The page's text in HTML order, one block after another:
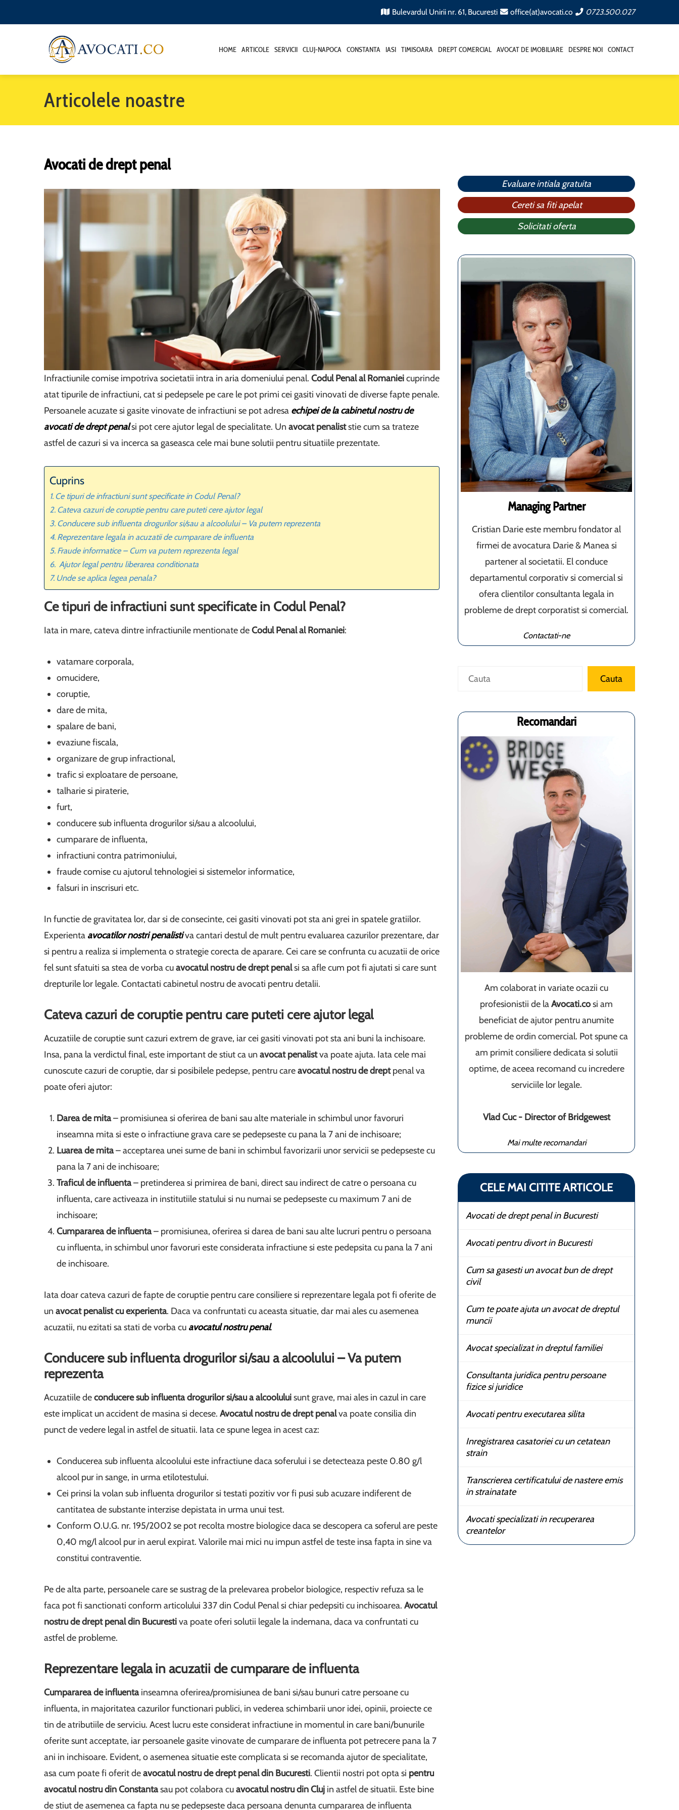
Bulevardul Unirii nr. 61, Bucuresti office(at)avocati.co 0723.500.027
HOME ARTICOLE SERVICII CLUJ-NAPOCA CONSTANTA IASI TIMISOARA DREPT COMERCIAL AVOCAT DE IMOBILIARE DESPRE NOI CONTACT
Articolele noastre
Avocati de drept penal
Infractiunile comise impotriva societatii intra in aria domeniului penal. Codul Penal al Romanieicuprinde
atat tipurile de infractiuni, cat si pedepsele pe care le pot primi cei gasiti vinovati de diverse fapte penale.
Persoanele acuzate si gasite vinovate de infractiuni se pot adresa echipei de la cabinetul nostru de
avocati de drept penalsi pot cere ajutor legal de specialitate. Un avocat penaliststie cum sa trateze
astfel de cazuri si va incerca sa gaseasca cele mai bune solutii pentru situatiile prezentate.
Cuprins
Ce tipuri de infractiuni sunt specificate in Codul Penal?
Cateva cazuri de coruptie pentru care puteti cere ajutor legal
Conducere sub influenta drogurilor si/sau a alcoolului – Va putem reprezenta
Reprezentare legala in acuzatii de cumparare de influenta
Fraude informatice – Cum va putem reprezenta legal
Ajutor legal pentru liberarea conditionata
Unde se aplica legea penala?
Ce tipuri de infractiuni sunt specificate in Codul Penal?
Iata in mare, cateva dintre infractiunile mentionate deCodul Penal al Romaniei:
vatamare corporala,
omucidere,
coruptie,
dare de mita,
spalare de bani,
evaziune fiscala,
organizare de grup infractional,
trafic si exploatare de persoane,
talharie si piraterie,
furt,
conducere sub influenta drogurilor si/sau a alcoolului,
cumparare de influenta,
infractiuni contra patrimoniului,
fraude comise cu ajutorul tehnologiei si sistemelor informatice,
falsuri in inscrisuri etc.
In functie de gravitatea lor, dar si de consecinte, cei gasiti vinovati pot sta ani grei in spatele gratiilor.
Experienta avocatilor nostri penalistiva cantari destul de mult pentru evaluarea cazurilor prezentare, dar
si pentru a realiza si implementa o strategie corecta de aparare. Cei care se confrunta cu acuzatii de orice
fel sunt sfatuiti sa stea de vorba cuavocatul nostru de drept penalsi sa afle cum pot fi ajutati si care sunt
drepturile lor legale. Contactati cabinetul nostru de avocati pentru detalii.
Cateva cazuri de coruptie pentru care puteti cere ajutor legal
Acuzatiile de coruptie sunt cazuri extrem de grave, iar cei gasiti vinovati pot sta ani buni la inchisoare.
Insa, pana la verdictul final, este important de stiut ca un avocat penalistva poate ajuta. Iata cele mai
cunoscute cazuri de coruptie, dar si posibilele pedepse, pentru careavocatul nostru de dreptpenal va
poate oferi ajutor:
Darea de mita– promisiunea si oferirea de bani sau alte materiale in schimbul unor favoruri
inseamna mita si este o infractiune grava care se pedepseste cu pana la 7 ani de inchisoare;
Luarea de mita– acceptarea unei sume de bani in schimbul favorizarii unor servicii se pedepseste cu
pana la 7 ani de inchisoare;
Traficul de influenta– pretinderea si primirea de bani, direct sau indirect de catre o persoana cu
influenta, care activeaza in institutiile statului si nu numai se pedepseste cu maximum 7 ani de
inchisoare;
Cumpararea de influenta– promisiunea, oferirea si darea de bani sau alte lucruri pentru o persoana
cu influenta, in schimbul unor favoruri este considerata infractiune si este pedepsita cu pana la 7 ani
de inchisoare.
Iata doar cateva cazuri de fapte de coruptie pentru care consiliere si reprezentare legala pot fi oferite de
un avocat penalist cu experienta. Daca va confruntati cu aceasta situatie, dar mai ales cu asemenea
acuzatii, nu ezitati sa stati de vorba cu avocatul nostru penal.
Conducere sub influenta drogurilor si/sau a alcoolului – Va putem
reprezenta
Acuzatiile deconducere sub influenta drogurilor si/sau a alcooluluisunt grave, mai ales in cazul in care
este implicat un accident de masina si decese. Avocatul nostru de drept penalva poate consilia din
punct de vedere legal in astfel de situatii. Iata ce spune legea in acest caz:
Conducerea sub influenta alcoolului este infractiune daca soferului i se detecteaza peste 0.80 g/l
alcool pur in sange, in urma etilotestului.
Cei prinsi la volan sub influenta drogurilor si testati pozitiv vor fi pusi sub acuzare indiferent de
cantitatea de substante interzise depistata in urma unui test.
Conform O.U.G. nr. 195/2002 se pot recolta mostre biologice daca se descopera ca soferul are peste
0,40 mg/l alcool pur in aerul expirat. Valorile mai mici nu impun astfel de teste insa fapta in sine va
constitui contraventie.
Pe de alta parte, persoanele care se sustrag de la prelevarea probelor biologice, respectiv refuza sa le
faca pot fi sanctionati conform articolului 337 din Codul Penal si chiar pedepsiti cu inchisoarea. Avocatul
nostru de drept penal din Bucurestiva poate oferi solutii legale la indemana, daca va confruntati cu
astfel de probleme.
Reprezentare legala in acuzatii de cumparare de influenta
Cumpararea de influentainseamna oferirea/promisiunea de bani si/sau bunuri catre persoane cu
influenta, in majoritatea cazurilor functionari publici, in vederea schimbarii unor idei, opinii, proiecte ce
tin de atributiile de serviciu. Acest lucru este considerat infractiune in momentul in care bani/bunurile
oferite sunt acceptate, iar persoanele gasite vinovate de cumparare de influenta pot petrecere pana la 7
ani in inchisoare. Evident, o asemenea situatie este complicata si se recomanda ajutor de specialitate,
asa cum poate fi oferit deavocatul nostru de drept penal din Bucuresti. Clientii nostri pot opta si pentru
avocatul nostru din Constantasau pot colabora cuavocatul nostru din Cluj in astfel de situatii. Este bine
de stiut de asemenea ca fapta nu se pedepseste daca persoana denunta cumpararea de influenta
Evaluare intiala gratuita
Cereti sa fiti apelat
Solicitati oferta
Managing Partner
Cristian Darie este membru fondator al
firmei de avocatura Darie & Manea si
partener al societatii. El conduce
departamentul corporativ si comercial si
ofera clientilor consultanta legala in
probleme de drept corporatist si comercial.
Contactati-ne
Caută Cauta
Recomandari
Am colaborat in variate ocazii cu
profesionistii de laAvocati.cosi am
beneficiat de ajutor pentru anumite
probleme de ordin comercial. Pot spune ca
am primit consiliere dedicata si solutii
optime, de aceea recomand cu incredere
serviciile lor legale.
Vlad Cuc - Director of Bridgewest
Mai multe recomandari
CELE MAI CITITE ARTICOLE
Avocati de drept penal in Bucuresti
Avocati pentru divort in Bucuresti
Cum sa gasesti un avocat bun de drept
civil
Cum te poate ajuta un avocat de dreptul
muncii
Avocat specializat in dreptul familiei
Consultanta juridica pentru persoane
fizice si juridice
Avocati pentru executarea silita
Inregistrarea casatoriei cu un cetatean
strain
Transcrierea certificatului de nastere emis
in strainatate
Avocati specializati in recuperarea
creantelor